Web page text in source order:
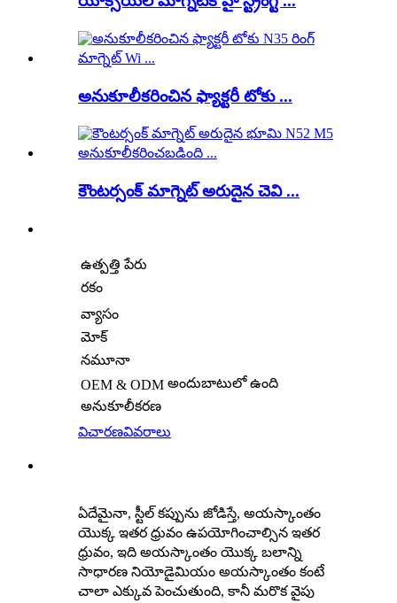
అనుకూలీకరించిన ఫ్యాక్టరీ టోకు ...
కౌంటర్సంక్ మాగ్నెట్ అరుదైన చెవి ...
ఉత్పత్తి పేరు
రకం
వ్యాసం
మోక్
నమూనా
OEM & ODM అందుబాటులో ఉంది
అనుకూలీకరణ
విచారణవివరాలు
ఏదేమైనా, స్టీల్ కప్పును జోడిస్తే, అయస్కాంతం
యొక్క ఇతర ధ్రువం ఉపయోగించాల్సిన ఇతర
ధ్రువం, ఇది అయస్కాంతం యొక్క బలాన్ని
సాధారణ నియోడైమియం అయస్కాంతం కంటే
చాలా ఎక్కువ పెంచుతుంది, కానీ మరొక వైపు